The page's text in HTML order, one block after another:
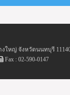
งใหญ่ จังหวัดนนทบุรี
Fax : 02-590-0147